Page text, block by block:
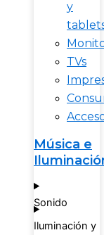
y
TVs
Música e
Sonido
Iluminación y